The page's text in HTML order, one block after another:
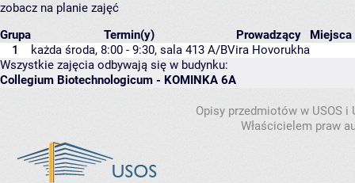
zobacz na planie zajęć
Grupa
Termin(y) Prowadzący
Miejsca
1
każda środa, 8:00 - 9:30, sala 413 A/BVira Hovorukha
Wszystkie zajęcia odbywają się w budynku:
Collegium Biotechnologicum - KOMINKA 6A
Opisy przedmiotów w USOS
Właścicielem praw